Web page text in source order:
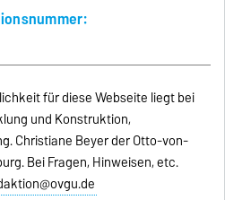
für diese Webseite liegt bei
und Konstruktion,
Christiane Beyer der Otto-von-
Bei Fragen, Hinweisen, etc.